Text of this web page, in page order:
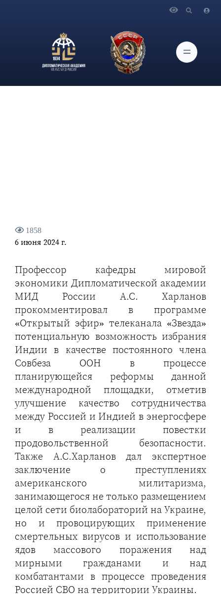
академии МИД России А.С. Харланов прокомментировал в
программе «Открытый эфир» телеканала «Звезда»
потенциальную возможность избрания Индии в качестве
постоянного члена Совбеза ООН в процессе планирующей
1858
6 июня 2024 г.
Профессор кафедры мировой
экономики Дипломатической академии
МИД России А.С. Харланов
прокомментировал в программе
«Открытый эфир» телеканала «Звезда»
потенциальную возможность избрания
Индии в качестве постоянного члена
Совбеза ООН в процессе
планирующейся реформы данной
международной площадки, отметив
улучшение качество сотрудничества
между Россией и Индией в энергосфере
и в реализации повестки
продовольственной безопасности.
Также А.С.Харланов дал экспертное
заключение о преступлениях
американского милитаризма,
занимающегося не только размещением
целой сети биолабораторий на Украине,
но и провоцирующих применение
смертельных вирусов и использование
ядов массового поражения над
мирными гражданами и над
комбатантами в процессе проведения
Россией СВО на территории Украины.